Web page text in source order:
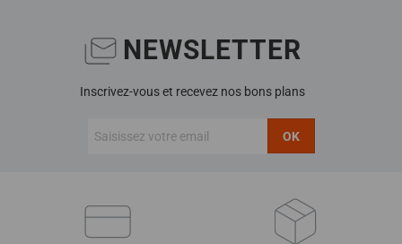
NEWSLETTER
Inscrivez-vous et recevez nos bons plans
OK